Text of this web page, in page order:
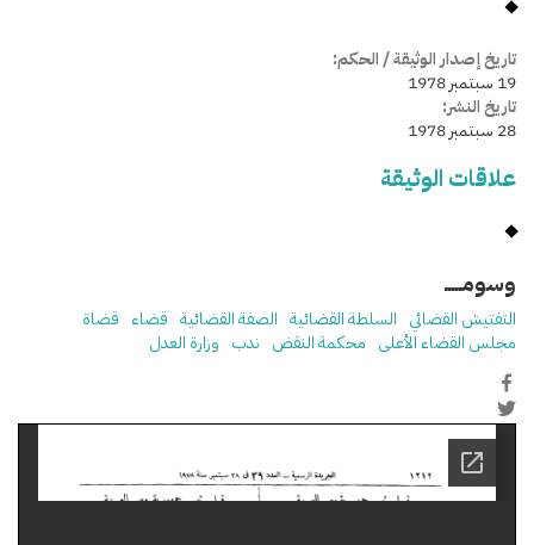
تاريخ إصدار الوثيقة / الحكم:
19 سبتمبر 1978
تاريخ النشر:
28 سبتمبر 1978
علاقات الوثيقة
وسومـــــ
التفتيش القضائي السلطة القضائية الصفة القضائية قضاء قضاة
مجلس القضاء الأعلى محكمة النقض ندب وزارة العدل